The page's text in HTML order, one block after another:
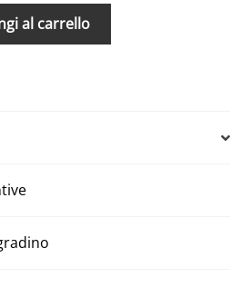
al carrello